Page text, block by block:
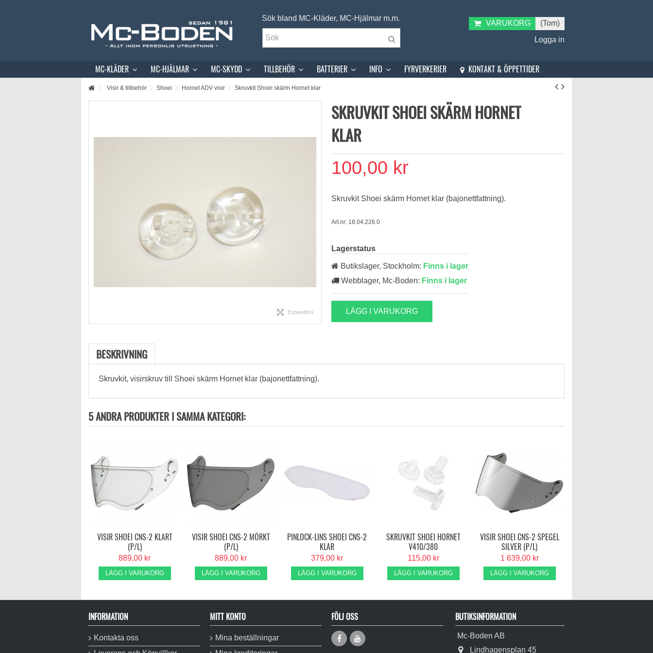
Sök bland MC-Kläder, MC-Hjälmar m.m.
VARUKORG
(Tom)
Logga in
MC-KLÄDER MC-HJÄLMAR MC-SKYDD TILLBEHÖR BATTERIER INFO FYRVERKERIER KONTAKT & ÖPPETTIDER
Visir & tillbehör Shoei Hornet ADV visir Skruvkit Shoei skärm Hornet klar
Expandera
SKRUVKIT SHOEI SKÄRM HORNET
KLAR
100,00 kr
Skruvkit Shoei skärm Hornet klar (bajonettfattning).
Art.nr: 18.04.226.0
Lagerstatus
Butikslager, Stockholm: Finns i lager
Webblager, Mc-Boden: Finns i lager
LÄGG I VARUKORG
BESKRIVNING
Skruvkit, visirskruv till Shoei skärm Hornet klar (bajonettfattning).
5 ANDRA PRODUKTER I SAMMA KATEGORI:
VISIR SHOEI CNS-2 KLART
(P/L)
889,00 kr
LÄGG I VARUKORG
VISIR SHOEI CNS-2 MÖRKT
(P/L)
889,00 kr
LÄGG I VARUKORG
PINLOCK-LINS SHOEI CNS-2
KLAR
379,00 kr
LÄGG I VARUKORG
SKRUVKIT SHOEI HORNET
V410/380
115,00 kr
LÄGG I VARUKORG
VISIR SHOEI CNS-2 SPEGEL
SILVER (P/L)
1 639,00 kr
LÄGG I VARUKORG
INFORMATION
Kontakta oss
MITT KONTO
Mina beställningar
FÖLJ OSS BUTIKSINFORMATION
Mc-Boden AB
Lindhagensplan 45